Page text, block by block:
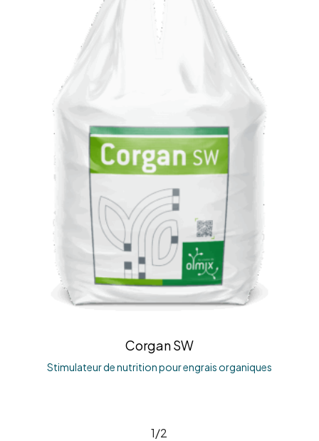
Corgan SW
Stimulateur de nutrition pour engrais organiques
1/2